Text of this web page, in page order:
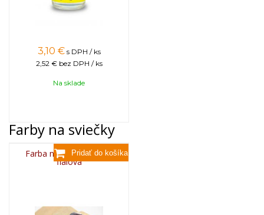
3,10 € s DPH / ks
2,52 € bez DPH / ks
Na sklade
Farby na sviečky
Farba na sviečky, 25g -
fialová